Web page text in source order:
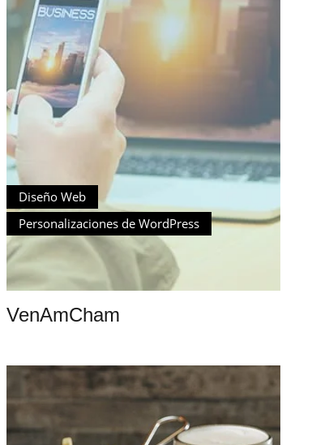
Diseño Web
Personalizaciones de WordPress
VenAmCham